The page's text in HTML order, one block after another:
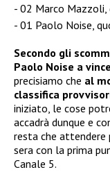
02 Marco
01 Paolo Noise,
Secondo gli
Paolo Noise a
precisiamo che al
classifica
iniziato, le cose
accadrà dunque e
resta che attendere
sera con la prima
Canale 5.